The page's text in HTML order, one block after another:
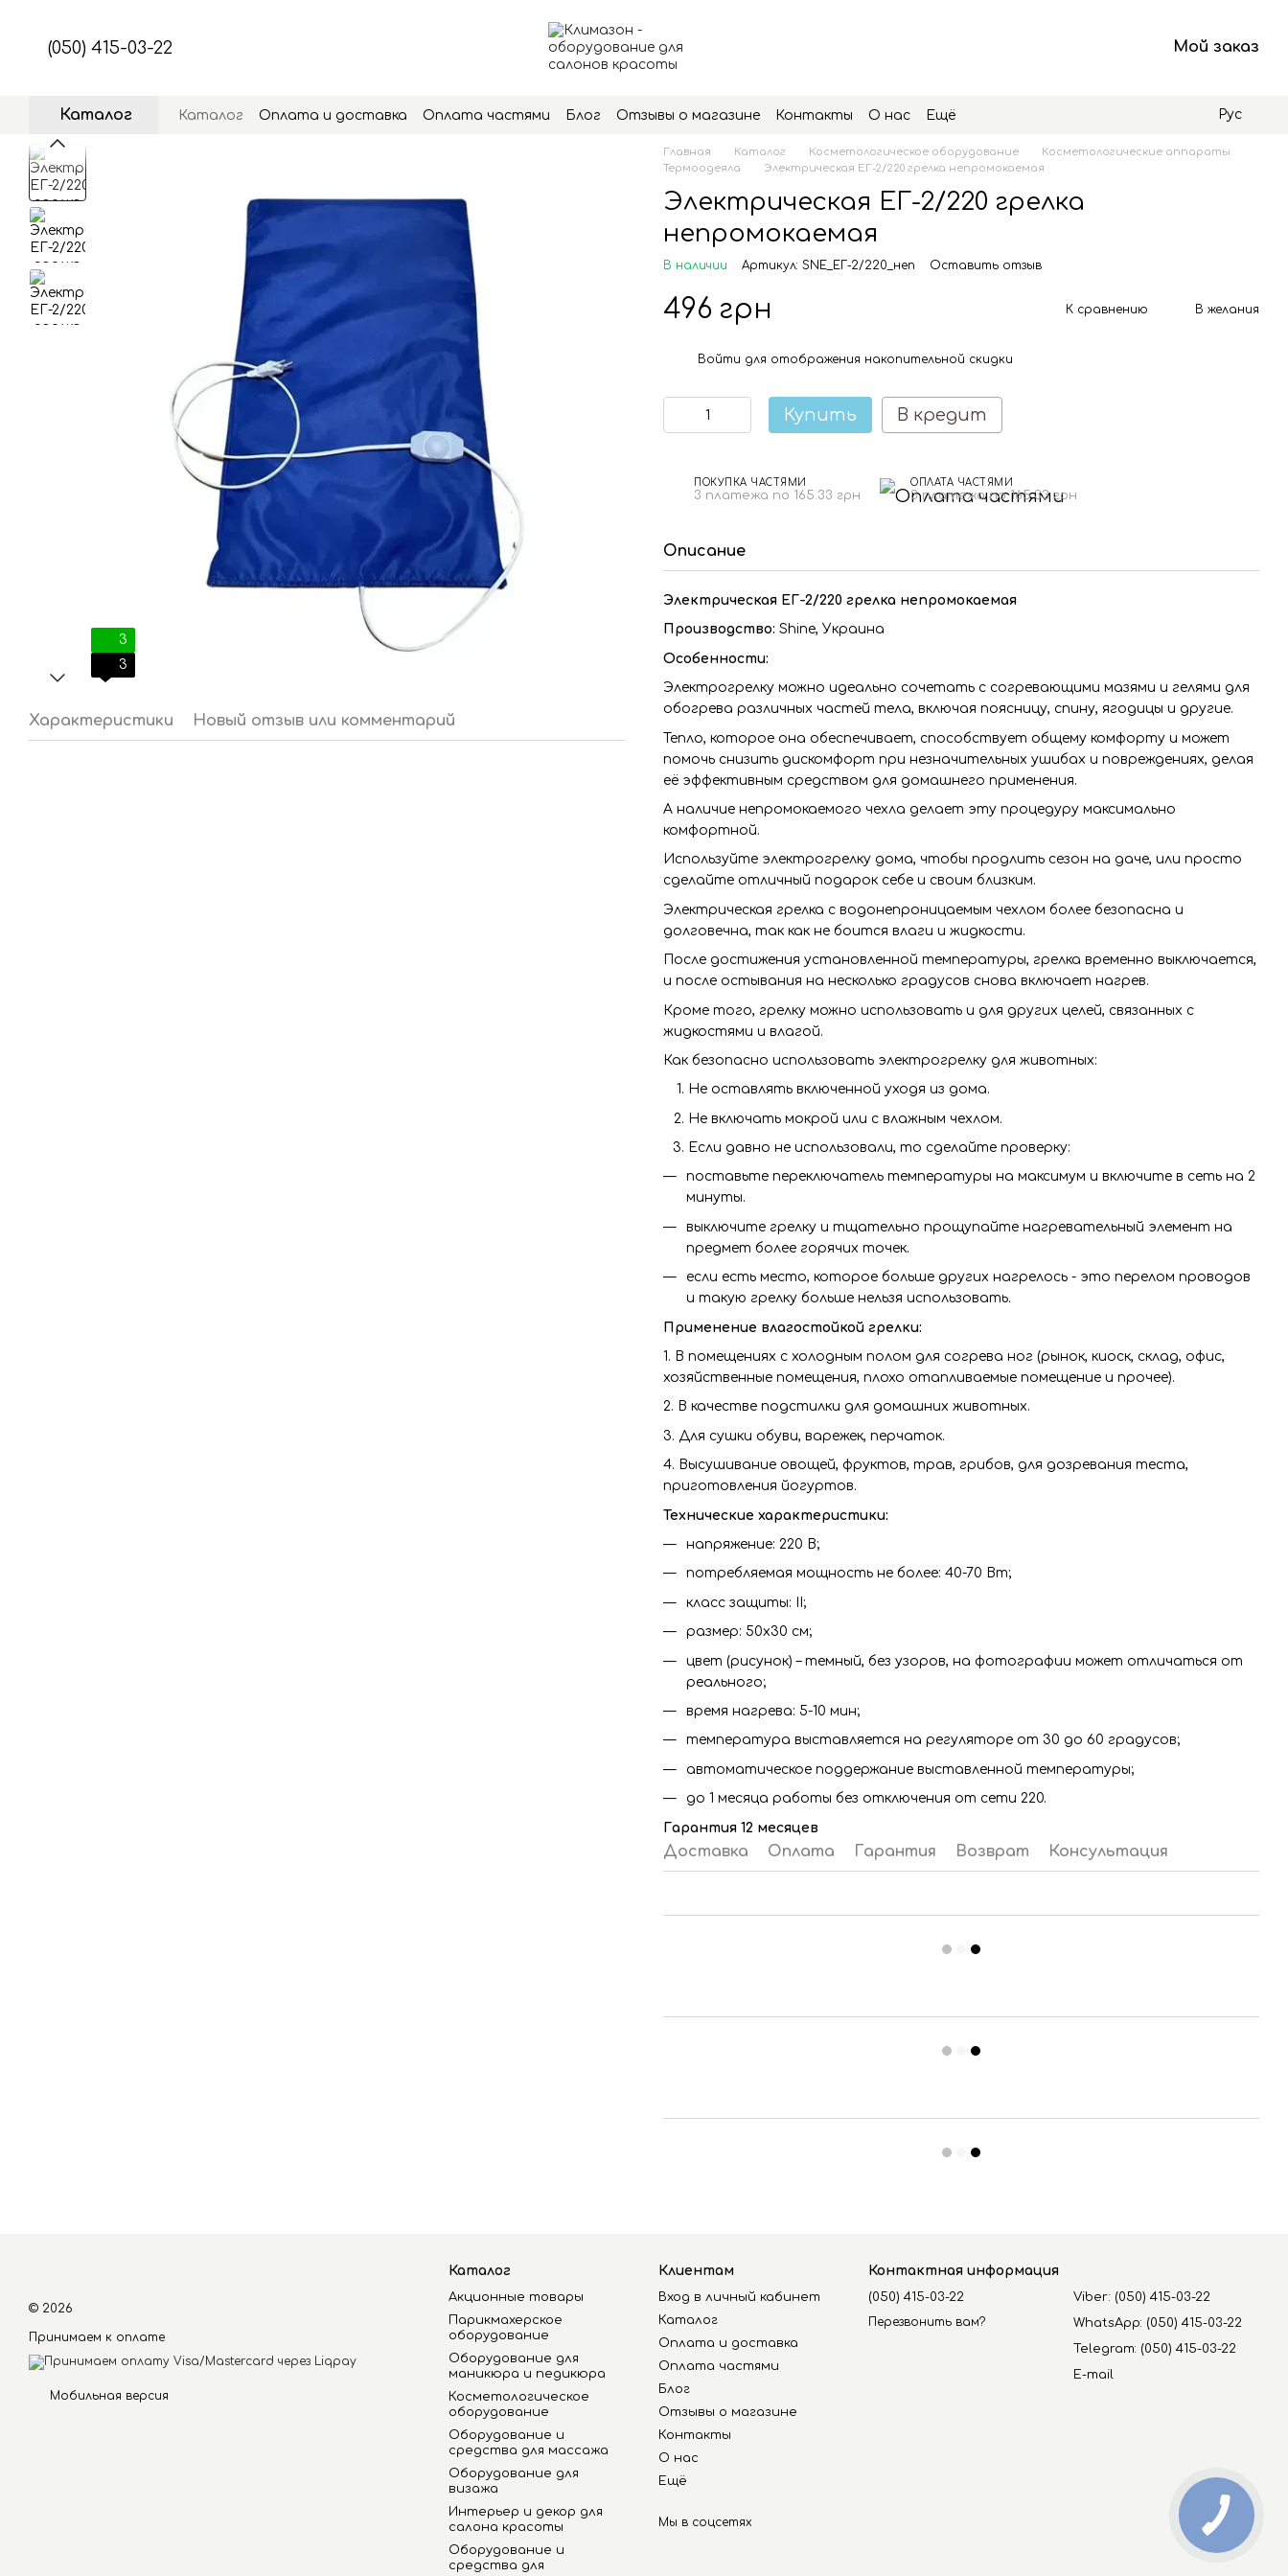
(050) 415-03-22 Мой заказ
Каталог Каталог Оплата и доставка Оплата частями Блог Отзывы о магазине Контакты О нас Ещё Рус
3
3
Характеристики Новый отзыв или комментарий
Главная Каталог Косметологическое оборудование
Косметологические аппараты
Термоодеяла
Электрическая ЕГ-2/220 грелка непромокаемая
Электрическая ЕГ-2/220 грелка
непромокаемая
В наличии Артикул: SNE_ЕГ-2/220_неп Оставить отзыв
496 грн К сравнению В желания
Войти для отображения накопительной скидки
Купить В кредит
ПОКУПКА ЧАСТЯМИ
3 платежа по 165.33 грн
ОПЛАТА ЧАСТЯМИ
3 платежа по 165.33 грн
Описание
Электрическая ЕГ-2/220 грелка непромокаемая
Производство: Shine, Украина
Особенности:
Электрогрелку можно идеально сочетать с согревающими мазями и гелями для
обогрева различных частей тела, включая поясницу, спину, ягодицы и другие.
Тепло, которое она обеспечивает, способствует общему комфорту и может
помочь снизить дискомфорт при незначительных ушибах и повреждениях, делая
её эффективным средством для домашнего применения.
А наличие непромокаемого чехла делает эту процедуру максимально
комфортной.
Используйте электрогрелку дома, чтобы продлить сезон на даче, или просто
сделайте отличный подарок себе и своим близким.
Электрическая грелка с водонепроницаемым чехлом более безопасна и
долговечна, так как не боится влаги и жидкости.
После достижения установленной температуры, грелка временно выключается,
и после остывания на несколько градусов снова включает нагрев.
Кроме того, грелку можно использовать и для других целей, связанных с
жидкостями и влагой.
Как безопасно использовать электрогрелку для животных:
Не оставлять включенной уходя из дома.
Не включать мокрой или с влажным чехлом.
Если давно не использовали, то сделайте проверку:
поставьте переключатель температуры на максимум и включите в сеть на 2
минуты.
выключите грелку и тщательно прощупайте нагревательный элемент на
предмет более горячих точек.
если есть место, которое больше других нагрелось - это перелом проводов
и такую грелку больше нельзя использовать.
Применение влагостойкой грелки:
1. В помещениях с холодным полом для согрева ног (рынок, киоск, склад, офис,
хозяйственные помещения, плохо отапливаемые помещение и прочее).
2. В качестве подстилки для домашних животных.
3. Для сушки обуви, варежек, перчаток.
4. Высушивание овощей, фруктов, трав, грибов, для дозревания теста,
приготовления йогуртов.
Технические характеристики:
напряжение: 220 В;
потребляемая мощность не более: 40-70 Вт;
класс защиты: II;
размер: 50х30 см;
цвет (рисунок) – темный, без узоров, на фотографии может отличаться от
реального;
время нагрева: 5-10 мин;
температура выставляется на регуляторе от 30 до 60 градусов;
автоматическое поддержание выставленной температуры;
до 1 месяца работы без отключения от сети 220.
Гарантия 12 месяцев
Доставка Оплата Гарантия Возврат Консультация
© 2026
Принимаем к оплате
Мобильная версия
Каталог
Акционные товары
Парикмахерское
оборудование
Оборудование для
маникюра и педикюра
Косметологическое
оборудование
Оборудование и
средства для массажа
Оборудование для
визажа
Интерьер и декор для
салона красоты
Оборудование и
средства для
Клиентам
Вход в личный кабинет
Каталог
Оплата и доставка
Оплата частями
Блог
Отзывы о магазине
Контакты
О нас
Ещё
Мы в соцсетях
Контактная информация
(050) 415-03-22
Перезвонить вам?
Viber: (050) 415-03-22
WhatsApp: (050) 415-03-22
Telegram: (050) 415-03-22
E-mail